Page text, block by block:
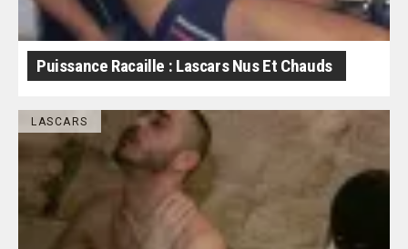
Puissance Racaille : Lascars Nus Et Chauds
LASCARS